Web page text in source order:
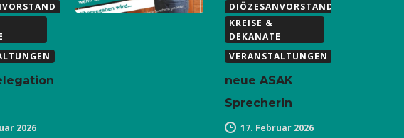
2026
DIÖZESANVORSTAND
KREISE &
DEKANATE
VERANSTALTUNGEN
neue ASAK
Sprecherin
17. Februar 2026